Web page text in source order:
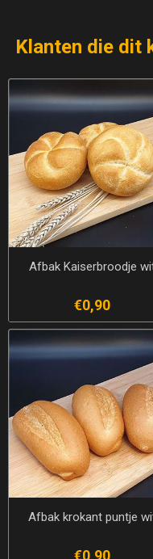
Klanten die dit
Afbak Kaiserbroodje
€0,90
Afbak krokant puntje
€0,90